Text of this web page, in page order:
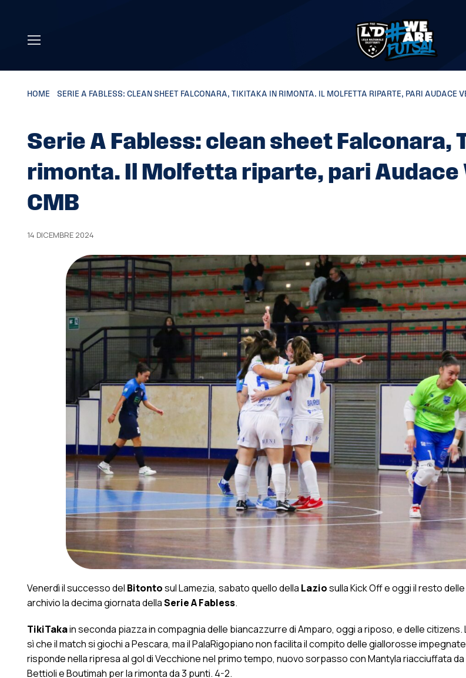
HOME SERIE A FABLESS: CLEAN SHEET FALCONARA, TIKITAKA IN RIMONTA. IL MOLFETTA RIPARTE, PARI AUDACE
Serie A Fabless: clean sheet Falconara,
rimonta. Il Molfetta riparte, pari Audace
CMB
14 DICEMBRE 2024
Venerdì il successo del Bitontosul Lamezia, sabato quello della Laziosulla Kick Off e oggi il resto
archivio la decima giornata dellaSerie A Fabless.
TikiTakain seconda piazza in compagnia delle biancazzurre di Amparo, oggi a riposo, e delle citizens.
sì che il match si giochi a Pescara, ma il PalaRigopiano non facilita il compito delle giallorosse
risponde nella ripresa al gol di Vecchione nel primo tempo, nuovo sorpasso con Mantyla riacciuffata
Bettioli e Boutimah per la rimonta da 3 punti. 4-2.